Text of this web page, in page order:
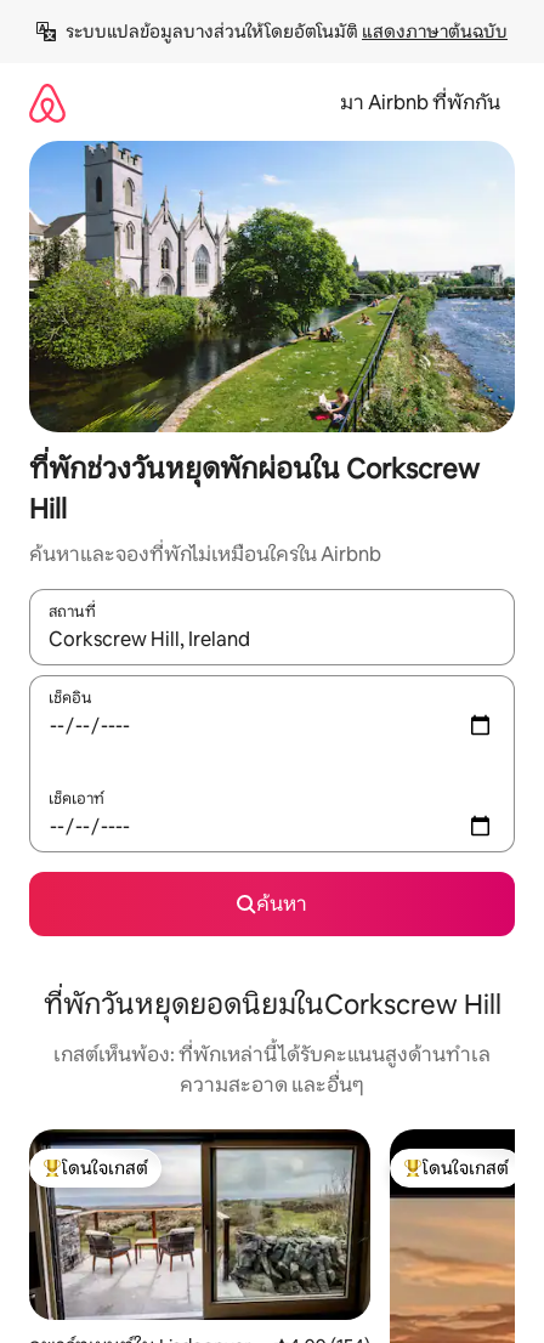
เนื้อหา
ระบบแปลข้อมูลบางส่วนให้โดยอัตโนมัติ แสดงภาษาต้นฉบับ
มา Airbnb ที่พักกัน
ที่พักช่วงวันหยุดพักผ่อนใน Corkscrew
Hill
ค้นหาและจองที่พักไม่เหมือนใครใน Airbnb
สถานที่
ใช้ลูกศรขึ้นลง หรือใช้การสัมผัสหรือปัด เพื่อสำรวจผลการค้นหา
เช็คอิน
เช็คเอาท์
ค้นหา
ที่พักวันหยุดยอดนิยมในCorkscrew Hill
เกสต์เห็นพ้อง: ที่พักเหล่านี้ได้รับคะแนนสูงด้านทำเล
ความสะอาด และอื่นๆ
โดนใจเกสต์ที่สุด
โดนใจเกสต์
โดนใจเกสต์ที่สุด
โดนใจเกสต์